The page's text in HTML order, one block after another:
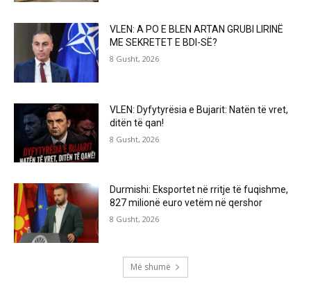
VLEN: A PO E BLEN ARTAN GRUBI LIRINË
ME SEKRETET E BDI-SË?
8 Gusht, 2026
VLEN: Dyfytyrësia e Bujarit: Natën të vret,
ditën të qan!
8 Gusht, 2026
Durmishi: Eksportet në rritje të fuqishme,
827 milionë euro vetëm në qershor
8 Gusht, 2026
Më shumë